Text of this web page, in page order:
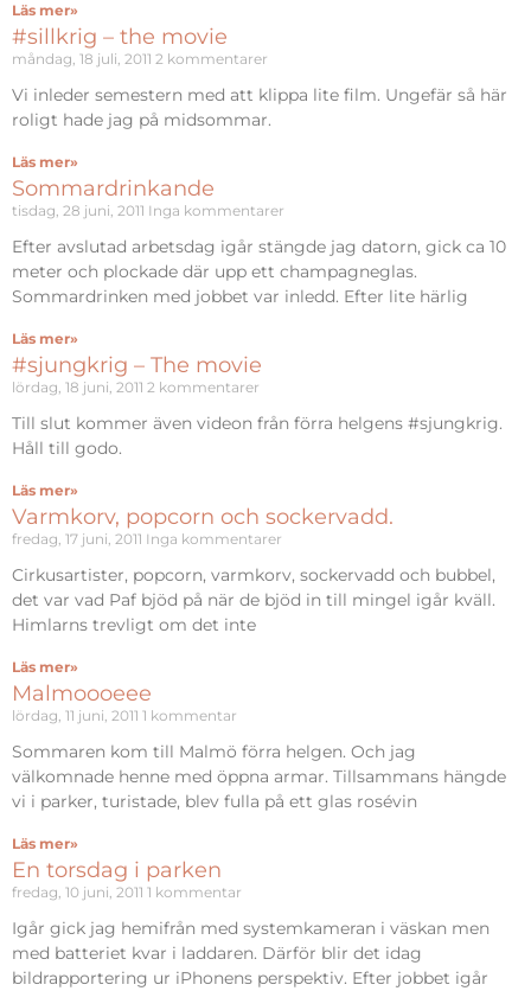
Läs mer»
#sillkrig – the movie
måndag, 18 juli, 2011 2 kommentarer
Vi inleder semestern med att klippa lite film. Ungefär så här
roligt hade jag på midsommar.
Läs mer»
Sommardrinkande
tisdag, 28 juni, 2011 Inga kommentarer
Efter avslutad arbetsdag igår stängde jag datorn, gick ca 10
meter och plockade där upp ett champagneglas.
Sommardrinken med jobbet var inledd. Efter lite härlig
Läs mer»
#sjungkrig – The movie
lördag, 18 juni, 2011 2 kommentarer
Till slut kommer även videon från förra helgens #sjungkrig.
Håll till godo.
Läs mer»
Varmkorv, popcorn och sockervadd.
fredag, 17 juni, 2011 Inga kommentarer
Cirkusartister, popcorn, varmkorv, sockervadd och bubbel,
det var vad Paf bjöd på när de bjöd in till mingel igår kväll.
Himlarns trevligt om det inte
Läs mer»
Malmoooeee
lördag, 11 juni, 2011 1 kommentar
Sommaren kom till Malmö förra helgen. Och jag
välkomnade henne med öppna armar. Tillsammans hängde
vi i parker, turistade, blev fulla på ett glas rosévin
Läs mer»
En torsdag i parken
fredag, 10 juni, 2011 1 kommentar
Igår gick jag hemifrån med systemkameran i väskan men
med batteriet kvar i laddaren. Därför blir det idag
bildrapportering ur iPhonens perspektiv. Efter jobbet igår